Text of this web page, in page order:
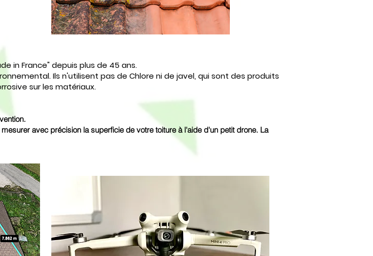
in France" depuis plus de 45 ans.
Ils n'utilisent pas de Chlore ni de javel, qui sont des produits
sur les matériaux.
avec précision la superficie de votre toiture à l'aide d'un petit drone. La